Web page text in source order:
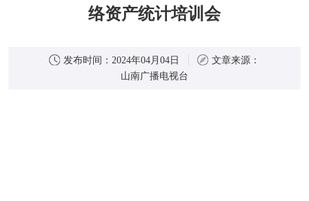
络资产统计培训会
发布时间： 2024年04月04日
文章来源：
山南广播电视台